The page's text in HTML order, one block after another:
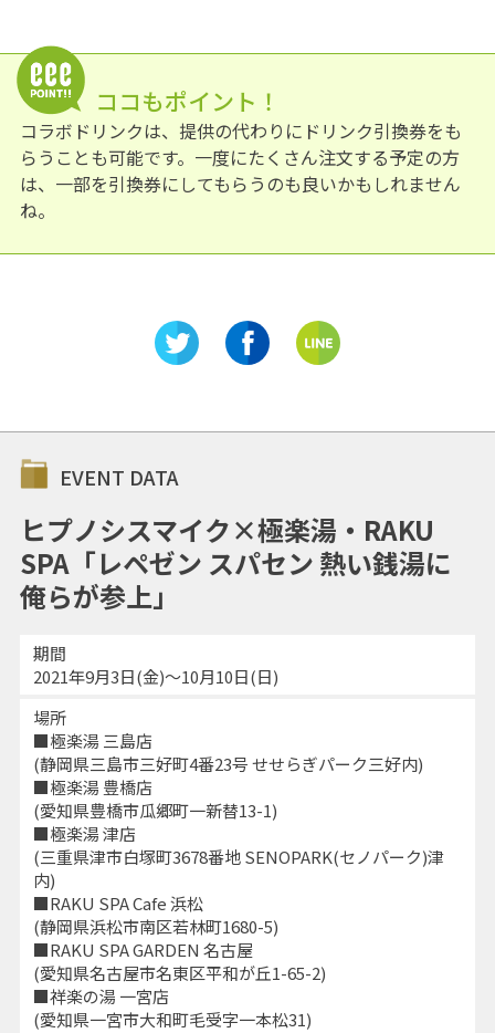
ココもポイント！
コラボドリンクは、提供の代わりにドリンク引換券をも
らうことも可能です。一度にたくさん注文する予定の方
は、一部を引換券にしてもらうのも良いかもしれません
ね。
EVENT DATA
ヒプノシスマイク×極楽湯・RAKU
SPA「レペゼン スパセン 熱い銭湯に
俺らが参上」
期間
2021年9月3日(金)～10月10日(日)
場所
■極楽湯 三島店
(静岡県三島市三好町4番23号 せせらぎパーク三好内)
■極楽湯 豊橋店
(愛知県豊橋市瓜郷町一新替13-1)
■極楽湯 津店
(三重県津市白塚町3678番地 SENOPARK(セノパーク)津
内)
■RAKU SPA Cafe 浜松
(静岡県浜松市南区若林町1680-5)
■RAKU SPA GARDEN 名古屋
(愛知県名古屋市名東区平和が丘1-65-2)
■祥楽の湯 一宮店
(愛知県一宮市大和町毛受字一本松31)